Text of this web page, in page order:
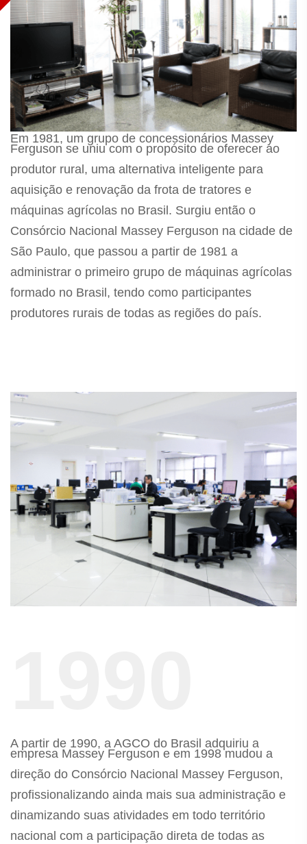
Em 1981, um grupo de concessionários Massey
Ferguson se uniu com o propósito de oferecer ao
produtor rural, uma alternativa inteligente para
aquisição e renovação da frota de tratores e
máquinas agrícolas no Brasil. Surgiu então o
Consórcio Nacional Massey Ferguson na cidade de
São Paulo, que passou a partir de 1981 a
administrar o primeiro grupo de máquinas agrícolas
formado no Brasil, tendo como participantes
produtores rurais de todas as regiões do país.
A partir de 1990, a AGCO do Brasil adquiriu a
empresa Massey Ferguson e em 1998 mudou a
direção do Consórcio Nacional Massey Ferguson,
profissionalizando ainda mais sua administração e
dinamizando suas atividades em todo território
nacional com a participação direta de todas as